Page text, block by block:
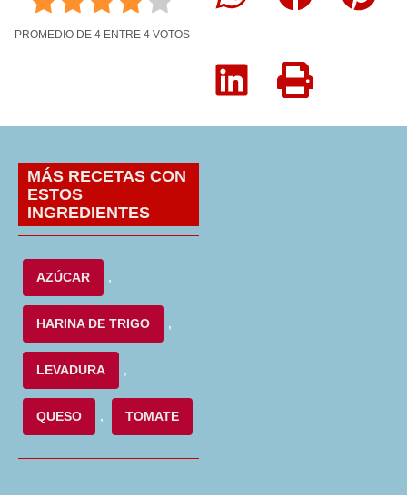
PROMEDIO DE 4ENTRE 4VOTOS
MÁS RECETAS CON
ESTOS
INGREDIENTES
AZÚCAR ,
HARINA DE TRIGO ,
LEVADURA ,
QUESO , TOMATE